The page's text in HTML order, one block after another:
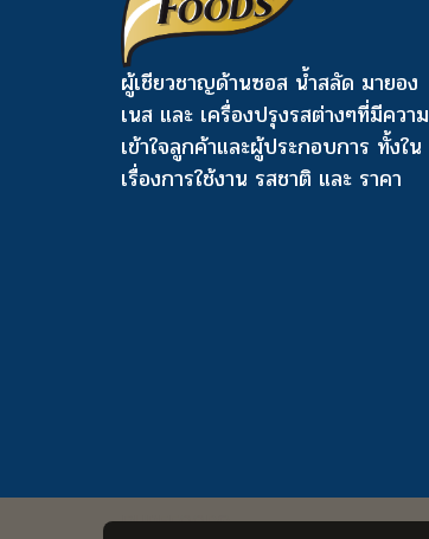
ผู้เชียวชาญด้านซอส น้ำสลัด มายอง
เนส และ เครื่องปรุงรสต่างๆที่มีความ
เข้าใจลูกค้าและผู้ประกอบการ ทั้งใน
เรื่องการใช้งาน รสชาติ และ ราคา
PUREFOODS